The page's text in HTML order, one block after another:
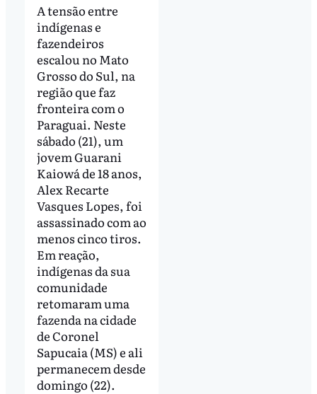
A tensão entre
indígenas e
fazendeiros
escalou no Mato
Grosso do Sul, na
região que faz
fronteira com o
Paraguai. Neste
sábado (21), um
jovem Guarani
Kaiowá de 18 anos,
Alex Recarte
Vasques Lopes, foi
assassinado com ao
menos cinco tiros.
Em reação,
indígenas da sua
comunidade
retomaram uma
fazenda na cidade
de Coronel
Sapucaia (MS) e ali
permanecem desde
domingo (22).